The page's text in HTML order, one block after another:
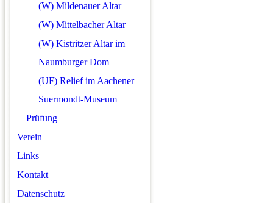
(W) Mildenauer Altar
(W) Mittelbacher Altar
(W) Kistritzer Altar im
Naumburger Dom
(UF) Relief im Aachener
Suermondt-Museum
Prüfung
Verein
Links
Kontakt
Datenschutz